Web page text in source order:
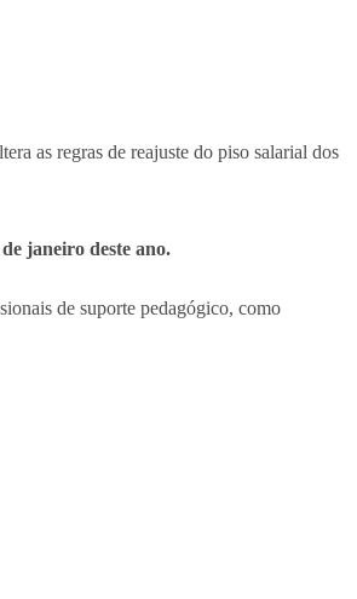
as regras de reajuste do piso salarial dos
janeiro deste ano.
de suporte pedagógico, como